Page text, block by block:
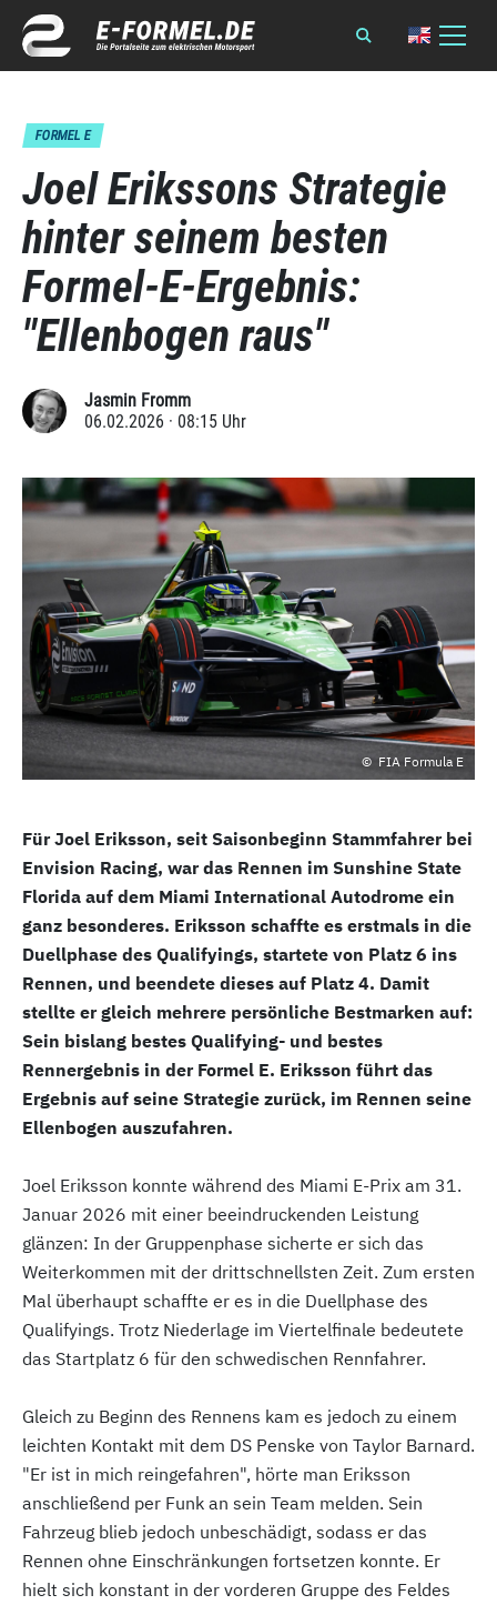
FORMEL E
Joel Erikssons Strategie
hinter seinem besten
Formel-E-Ergebnis:
"Ellenbogen raus"
Jasmin Fromm
06.02.2026 · 08:15 Uhr
FIA Formula E
Für Joel Eriksson, seit Saisonbeginn Stammfahrer bei
Envision Racing, war das Rennen im Sunshine State
Florida auf dem Miami International Autodrome ein
ganz besonderes. Eriksson schaffte es erstmals in die
Duellphase des Qualifyings, startete von Platz 6 ins
Rennen, und beendete dieses auf Platz 4. Damit
stellte er gleich mehrere persönliche Bestmarken auf:
Sein bislang bestes Qualifying- und bestes
Rennergebnis in der Formel E. Eriksson führt das
Ergebnis auf seine Strategie zurück, im Rennen seine
Ellenbogen auszufahren.
Joel Eriksson konnte während des Miami E-Prix am 31.
Januar 2026 mit einer beeindruckenden Leistung
glänzen: In der Gruppenphase sicherte er sich das
Weiterkommen mit der drittschnellsten Zeit. Zum ersten
Mal überhaupt schaffte er es in die Duellphase des
Qualifyings. Trotz Niederlage im Viertelfinale bedeutete
das Startplatz 6 für den schwedischen Rennfahrer.
Gleich zu Beginn des Rennens kam es jedoch zu einem
leichten Kontakt mit dem DS Penske von Taylor Barnard.
"Er ist in mich reingefahren", hörte man Eriksson
anschließend per Funk an sein Team melden. Sein
Fahrzeug blieb jedoch unbeschädigt, sodass er das
Rennen ohne Einschränkungen fortsetzen konnte. Er
hielt sich konstant in der vorderen Gruppe des Feldes